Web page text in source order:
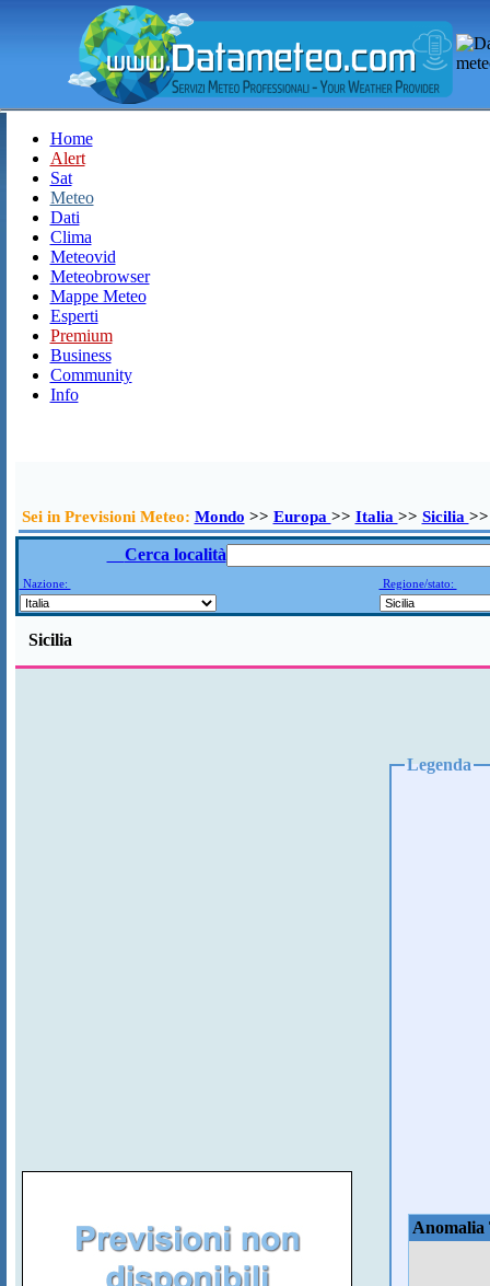
Home
Alert
Sat
Meteo
Dati
Clima
Meteovid
Meteobrowser
Mappe Meteo
Esperti
Premium
Business
Community
Info
Sei in Previsioni Meteo: Mondo >> Europa >> Italia >> Sicilia
Cerca località
Nazione: Regione/stato:
Sicilia
Legenda
Anomalia